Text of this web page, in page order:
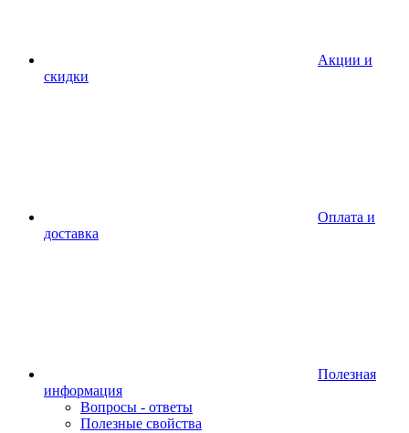
Акции и
скидки
Оплата и
доставка
Полезная
информация
Вопросы - ответы
Полезные свойства